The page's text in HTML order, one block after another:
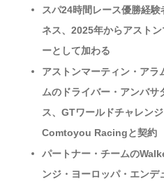
スパ24時間レース優勝経
ネス、2025年からアスト
ーとして加わる
アストンマーティン・ア
ムのドライバー・アンバサ
ス、GTワールドチャレン
Comtoyou Racingと契約
パートナー・チームの
ンジ・ヨーロッパ・エンデ